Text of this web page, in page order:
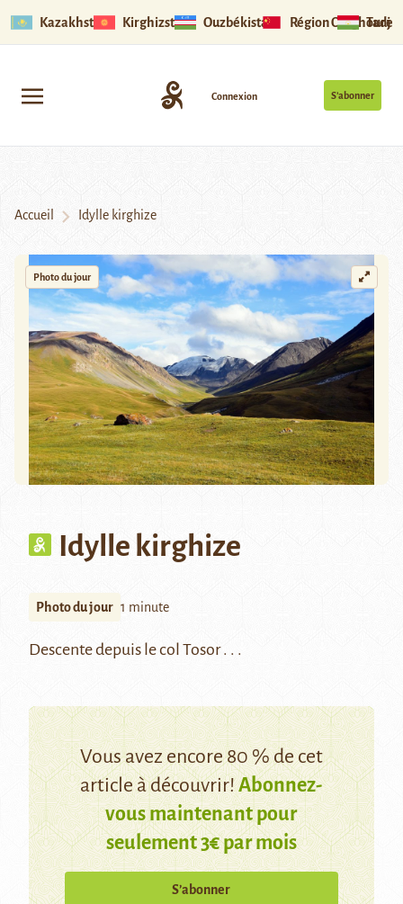
Kazakhstan Kirghizstan Ouzbékistan Région Ouïghoure
S’abonner
Connexion
Accueil Idylle kirghize
Photo du jour
Idylle kirghize
Photo du jour 1 minute
Descente depuis le col Tosor . . .
Vous avez encore 80 % de cet
article à découvrir!Abonnez-
vous maintenant pour
seulement 3€ par mois
S’abonner